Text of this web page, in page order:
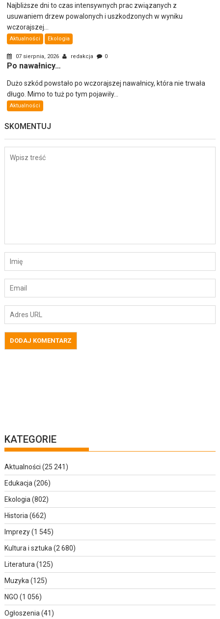
Najbliższe dni to czas intensywnych prac związanych z
usuwaniem drzew powalonych i uszkodzonych w wyniku
wczorajszej...
Aktualności Ekologia
07 sierpnia, 2026 redakcja 0
Po nawałnicy…
Dużo szkód powstało po wczorajszej nawałnicy, która nie trwała
długo. Mimo to tuż po tym pojawiły...
Aktualności
SKOMENTUJ
KATEGORIE
Aktualności (25 241)
Edukacja (206)
Ekologia (802)
Historia (662)
Imprezy(1 545)
Kultura i sztuka (2 680)
Literatura (125)
Muzyka (125)
NGO (1 056)
Ogłoszenia (41)